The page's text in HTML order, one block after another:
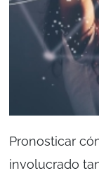
Pronosticar
involucrado